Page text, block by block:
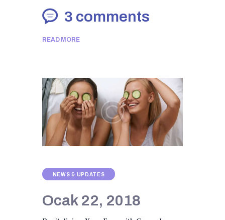
3 comments
READ MORE
NEWS & UPDATES
Ocak 22, 2018